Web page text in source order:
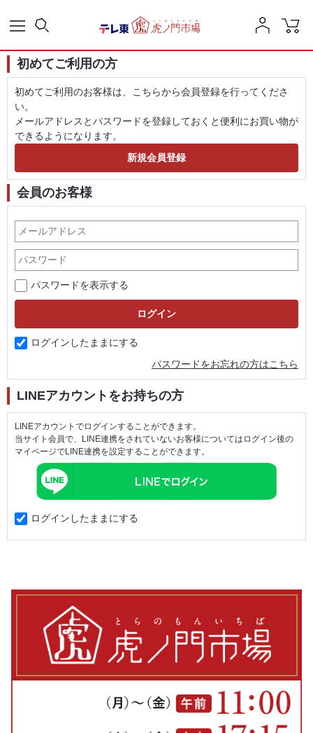
初めてご利用の方
初めてご利用のお客様は、こちらから会員登録を行ってくださ
い。
メールアドレスとパスワードを登録しておくと便利にお買い物が
できるようになります。
会員のお客様
パスワードを表示する
ログインしたままにする
パスワードをお忘れの方はこちら
LINEアカウントをお持ちの方
LINEアカウントでログインすることができます。
当サイト会員で、LINE連携をされていないお客様についてはログイン後の
マイページでLINE連携を設定することができます。
ログインしたままにする